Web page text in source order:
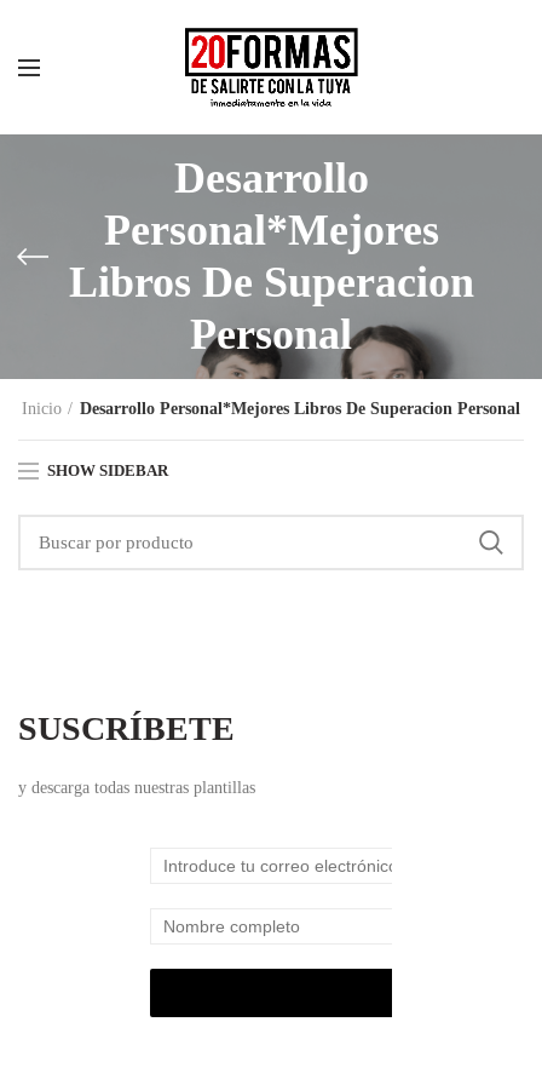
Desarrollo
Personal*Mejores
Libros De Superacion
Personal
Inicio Desarrollo Personal*Mejores Libros De Superacion Personal
SHOW SIDEBAR
SUSCRÍBETE
y descarga todas nuestras plantillas